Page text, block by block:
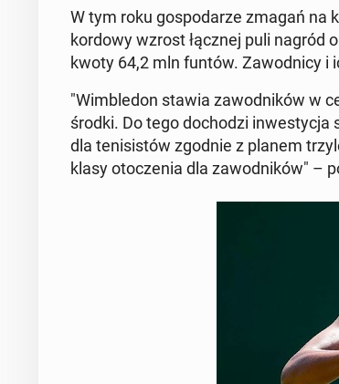
W tym roku go­spo­da­rze zmagań na
kor­do­wy wzrost łącznej puli nagród
kwoty 64,2 mln funtów. Za­wod­ni­cy i
"Wim­ble­don stawia za­wod­ni­ków w
środki. Do tego do­cho­dzi
dla te­ni­si­stów zgodnie z planem
klasy oto­cze­nia dla za­wod­ni­ków" –